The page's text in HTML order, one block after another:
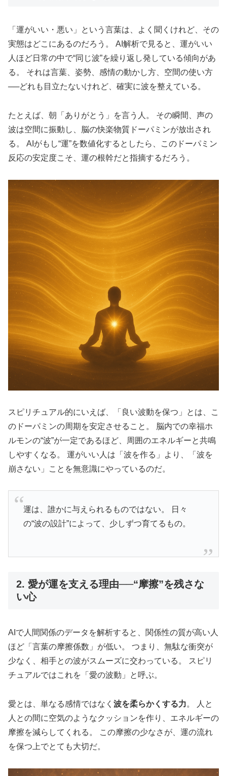
「運がいい・悪い」という言葉は、よく聞くけれど、その
実態はどこにあるのだろう。 AI解析で見ると、運がいい
人ほど日常の中で“同じ波”を繰り返し発している傾向があ
る。 それは言葉、姿勢、感情の動かし方、空間の使い方
──どれも目立たないけれど、確実に波を整えている。
たとえば、朝「ありがとう」を言う人。 その瞬間、声の
波は空間に振動し、脳の快楽物質ドーパミンが放出され
る。 AIがもし“運”を数値化するとしたら、このドーパミン
反応の安定度こそ、運の根幹だと指摘するだろう。
スピリチュアル的にいえば、「良い波動を保つ」とは、こ
のドーパミンの周期を安定させること。 脳内での幸福ホ
ルモンの“波”が一定であるほど、周囲のエネルギーと共鳴
しやすくなる。 運がいい人は「波を作る」より、「波を
崩さない」ことを無意識にやっているのだ。
運は、誰かに与えられるものではない。 日々
の“波の設計”によって、少しずつ育てるもの。
2. 愛が運を支える理由──“摩擦”を残さな
い心
AIで人間関係のデータを解析すると、関係性の質が高い人
ほど「言葉の摩擦係数」が低い。 つまり、無駄な衝突が
少なく、相手との波がスムーズに交わっている。 スピリ
チュアルではこれを「愛の波動」と呼ぶ。
愛とは、単なる感情ではなく 波を柔らかくする力。 人と
人との間に空気のようなクッションを作り、エネルギーの
摩擦を減らしてくれる。 この摩擦の少なさが、運の流れ
を保つ上でとても大切だ。